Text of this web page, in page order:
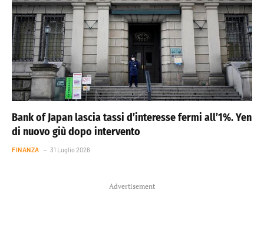
Bank of Japan lascia tassi d’interesse fermi all’1%. Yen
di nuovo giù dopo intervento
FINANZA 31 Luglio 2026
Advertisement